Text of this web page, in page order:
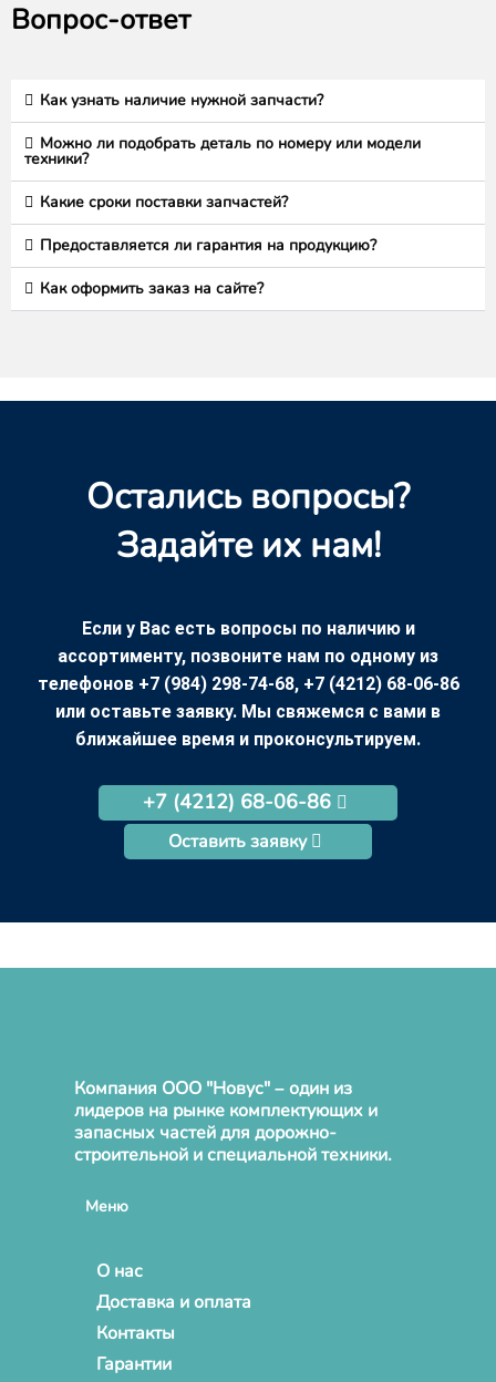
Вопрос-ответ
Как узнать наличие нужной запчасти?
Можно ли подобрать деталь по номеру или модели
техники?
Какие сроки поставки запчастей?
Предоставляется ли гарантия на продукцию?
Как оформить заказ на сайте?
Остались вопросы?
Задайте их нам!
Если у Вас есть вопросы по наличию и
ассортименту, позвоните нам по одному из
телефонов +7 (984) 298-74-68, +7 (4212) 68-06-86
или оставьте заявку. Мы свяжемся с вами в
ближайшее время и проконсультируем.
+7 (4212) 68-06-86
Оставить заявку
Компания ООО "Новус" – один из
лидеров на рынке комплектующих и
запасных частей для дорожно-
строительной и специальной техники.
Меню
О нас
Доставка и оплата
Контакты
Гарантии